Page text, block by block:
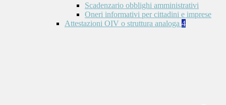
Scadenzario obblighi amministrativi
Oneri informativi per cittadini e imprese
Attestazioni OIV o struttura analoga 4